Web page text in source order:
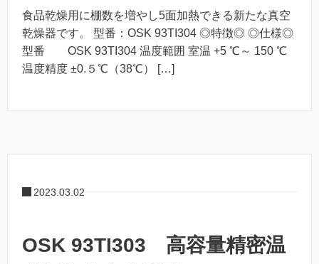
食品乾燥用に棚数を増やし5面加熱できる新たな真空
乾燥器です。 型番：OSK 93TI304 ◎特徴◎ ◎仕様◎
型番 OSK 93TI304 温度範囲 室温 +5 ℃～ 150 ℃
温度精度 ±0.５℃（38℃） […]
2023.03.02
OSK 93TI303 高容量精密温